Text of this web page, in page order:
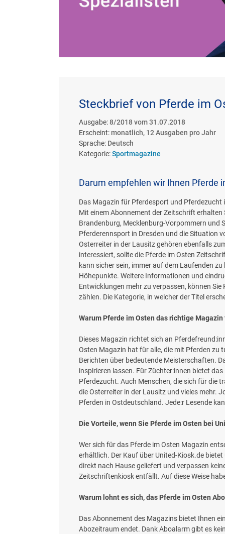
Steckbrief von Pferde im
Ausgabe:8/2018 vom 31.07.2018
Erscheint: monatlich, 12 Ausgaben pro Jahr
Sprache: Deutsch
Kategorie:Sportmagazine
Darum empfehlen wir Ihnen Pferde
Das Magazin für Pferdesport und
Mit einem Abonnement der Zeitschrift erhalten
Brandenburg, Mecklenburg-Vorpommern und
Pferderennsport in Dresden und die Situation
Osterreiter in der Lausitz gehören ebenfalls
interessiert, sollte die Pferde im Osten
kann sicher sein, immer auf dem Laufenden
Höhepunkte. Weitere Informationen und
Entwicklungen mehr zu verpassen, können
zählen. Die Kategorie, in welcher der Titel
Warum Pferde im Osten das richtige
Dieses Magazin richtet sich an
Osten Magazin hat für alle, die mit Pferden zu
Berichten über bedeutende Meisterschaften.
inspirieren lassen. Für Züchter:innen bietet
Pferdezucht. Auch Menschen, die sich für die
die Osterreiter in der Lausitz und vieles mehr.
Pferden in Ostdeutschland. Jede:r Lesende
Die Vorteile, wenn Sie Pferde im Osten bei
Wer sich für das Pferde im Osten Magazin
erhältlich. Der Kauf über United-Kiosk.de
direkt nach Hause geliefert und verpassen
Zeitschriftenkiosk entfällt. Auf diese Weise
Warum lohnt es sich, das Pferde im Osten
Das Abonnement des Magazins bietet Ihnen
Abozeitraum endet. Dank Aboalarm gibt es